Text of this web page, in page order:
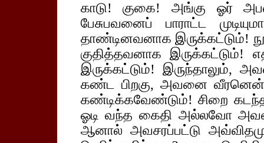
காடு! குகை! அங்கு ஓர்
பேசுபவனைப் பாராட்ட
தாண்டினவனாக இருக்கட்டும்!
குதித்தவனாக இருக்கட்டும்!
இருக்கட்டும்! இருந்தாலும்,
கண்ட பிறகு, அவனை
கண்டிக்கவேண்டும்! சிறை
ஓடி வந்த கைதி அல்லவோ
ஆனால் அவசரப்பட்டு